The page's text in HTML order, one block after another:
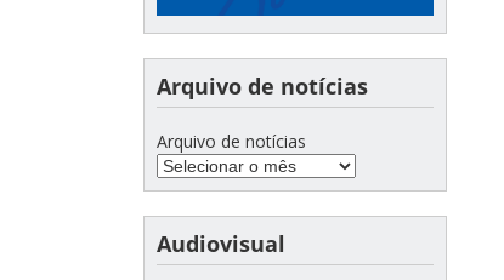
Arquivo de notícias
Arquivo de notícias
Audiovisual